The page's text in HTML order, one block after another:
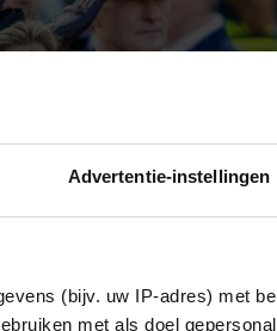
Advertentie-instellingen
(bijv. uw IP-adres) met
met als doel